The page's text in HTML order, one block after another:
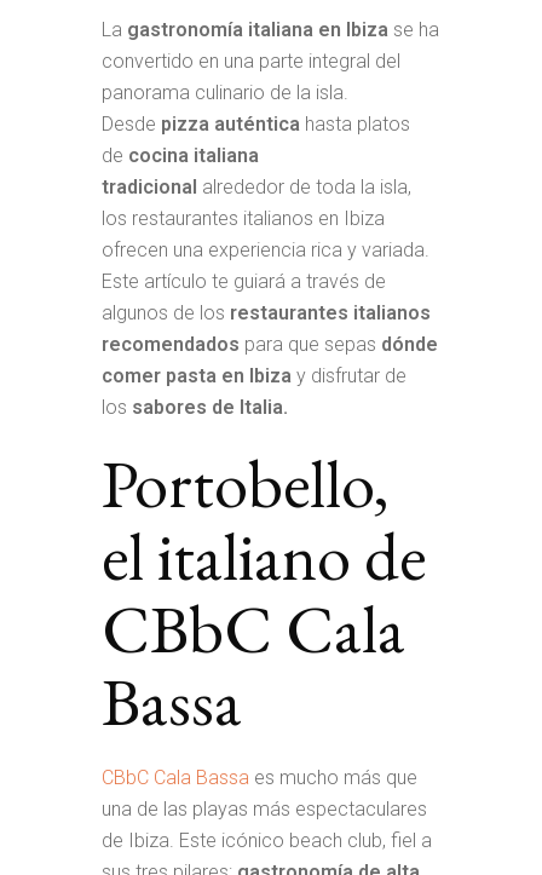
La gastronomía italiana en Ibiza se ha
convertido en una parte integral del
panorama culinario de la isla.
Desde pizza auténtica hasta platos
de cocina italiana
tradicional alrededor de toda la isla,
los restaurantes italianos en Ibiza
ofrecen una experiencia rica y variada.
Este artículo te guiará a través de
algunos de los restaurantes italianos
recomendados para que sepas dónde
comer pasta en Ibiza y disfrutar de
los sabores de Italia.
Portobello,
el italiano de
CBbC Cala
Bassa
CBbC Cala Bassa es mucho más que
una de las playas más espectaculares
de Ibiza. Este icónico beach club, fiel a